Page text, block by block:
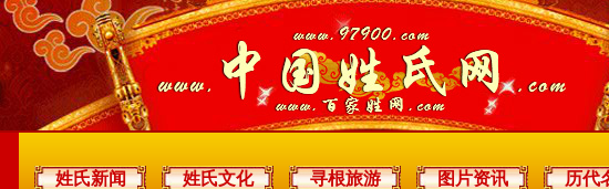
姓氏新闻 姓氏文化 寻根旅游 图片资讯
历代